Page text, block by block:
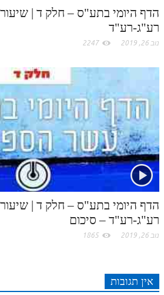
רע"ג-רע"ד
נוב 26, 2019 2247
רע"ג-רע"ד – סיכום
נוב 26, 2019 1865
אין תגובות